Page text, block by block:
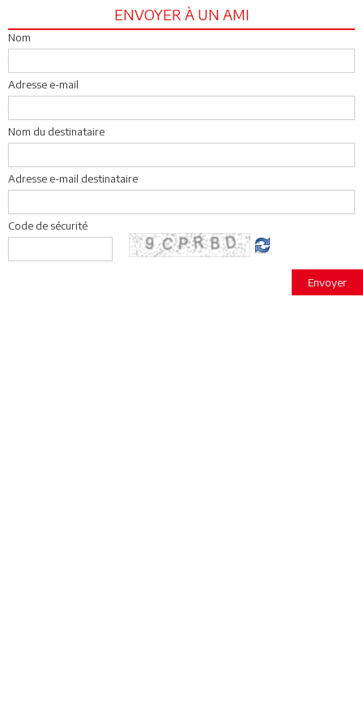
ENVOYER À UN AMI
Nom
Adresse e-mail
Nom du destinataire
Adresse e-mail destinataire
Code de sécurité
Envoyer